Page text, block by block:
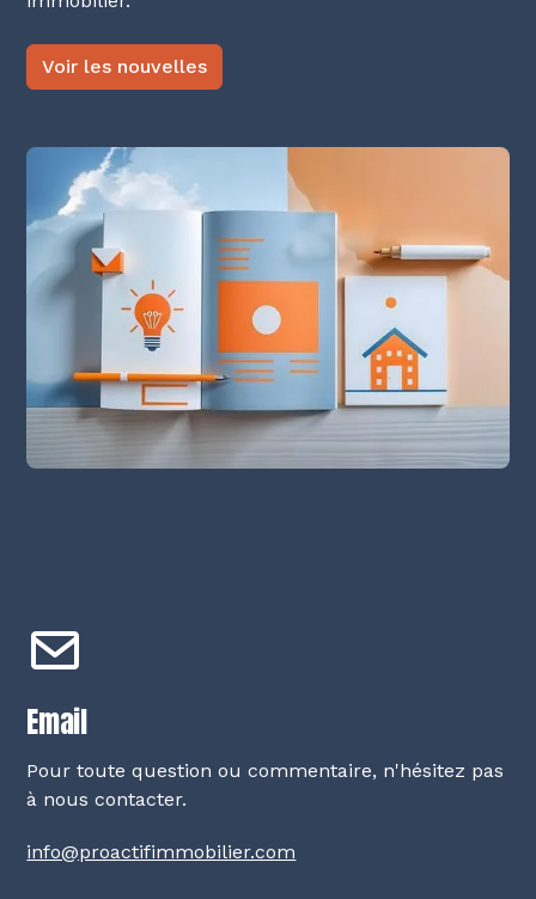
Voir les nouvelles
Email
Pour toute question ou commentaire, n'hésitez pas
à nous contacter.
info@proactifimmobilier.com